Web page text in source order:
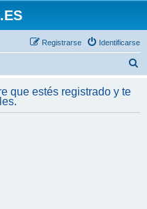
Identificarse
Registrarse
c
que estés registrado y te